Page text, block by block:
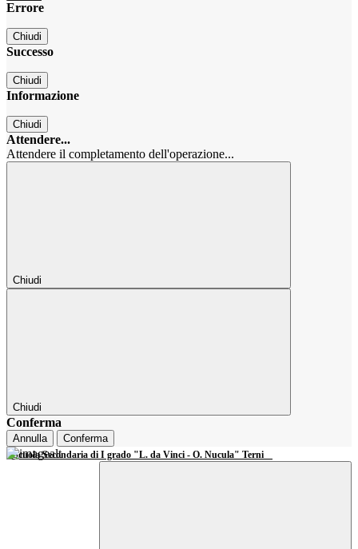
Errore
Chiudi
Successo
Chiudi
Informazione
Chiudi
Attendere...
Attendere il completamento dell'operazione...
Chiudi
Chiudi
Conferma
Annulla Conferma
Scuola Secondaria di I grado "L. da Vinci - O. Nucula" Terni